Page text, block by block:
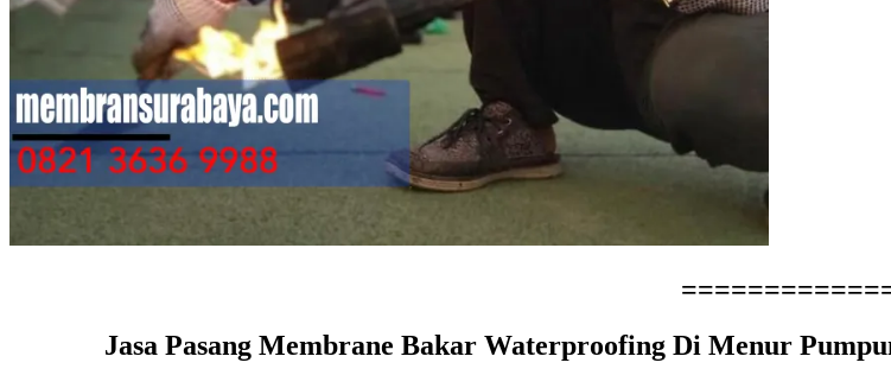
Jasa Pasang Membrane Bakar Waterproofing Di Menur